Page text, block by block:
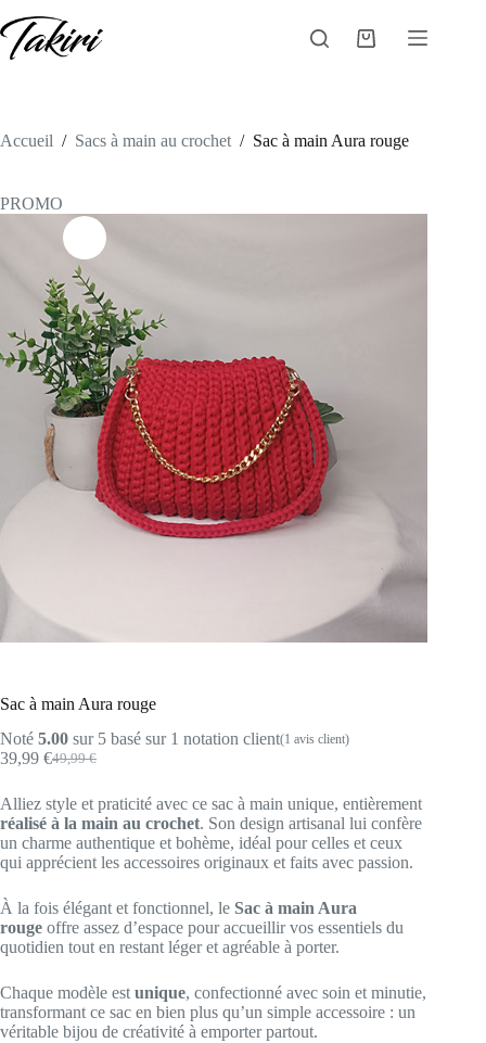
au
contenu
Panier
Accueil / Sacs à main au crochet / Sac à main Aura rouge
PROMO
Sac à main Aura rouge
Noté 5.00 sur 5 basé sur 1 notation client(1 avis client)
49,99€
Le
initial
était :
49,99 €.
39,99 €Le
actuel
est :
39,99 €.
Alliez style et praticité avec ce sac à main unique, entièrement
réalisé à la main au crochet. Son design artisanal lui confère
un charme authentique et bohème, idéal pour celles et ceux
qui apprécient les accessoires originaux et faits avec passion.
À la fois élégant et fonctionnel, le Sac à main Aura
rouge offre assez d’espace pour accueillir vos essentiels du
quotidien tout en restant léger et agréable à porter.
Chaque modèle est unique, confectionné avec soin et minutie,
transformant ce sac en bien plus qu’un simple accessoire : un
véritable bijou de créativité à emporter partout.